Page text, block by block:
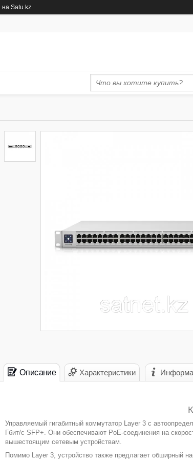
на Satu.kz
Описание Характеристики
Управляемый гигабитный коммутатор Layer 3 с
Гбит/с SFP+. Они обеспечивают PoE-соединения на
вышестоящим сетевым устройствам.
Помимо Layer 3, устройство также предлагает обширный